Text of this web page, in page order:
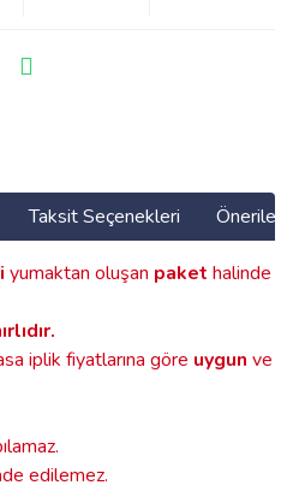
Taksit Seçenekleri
yumaktan oluşan paket halinde
.
iplik fiyatlarına göre uygun ve
edilemez.